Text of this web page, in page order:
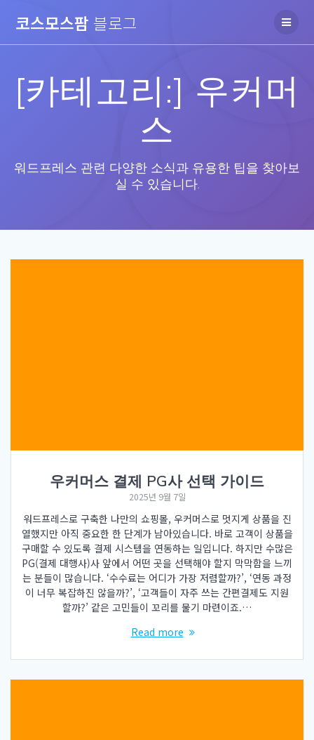
코스모스팜 블로그
[카테고리:] 우커머
스
워드프레스 관련 다양한 소식과 유용한 팁을 찾아보
실 수 있습니다.
우커머스 결제 PG사 선택 가이드
2025년 9월 7일
워드프레스로 구축한 나만의 쇼핑몰, 우커머스로 멋지게 상품을 진
열했지만 아직 중요한 한 단계가 남아있습니다. 바로 고객이 상품을
구매할 수 있도록 결제 시스템을 연동하는 일입니다. 하지만 수많은
PG(결제 대행사)사 앞에서 어떤 곳을 선택해야 할지 막막함을 느끼
는 분들이 많습니다. ‘수수료는 어디가 가장 저렴할까?’, ‘연동 과정
이 너무 복잡하진 않을까?’, ‘고객들이 자주 쓰는 간편결제도 지원
할까?’ 같은 고민들이 꼬리를 물기 마련이죠.…
Read more